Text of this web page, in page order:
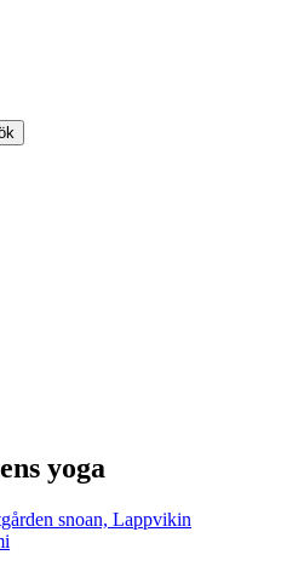
yoga
snoan, Lappvikin